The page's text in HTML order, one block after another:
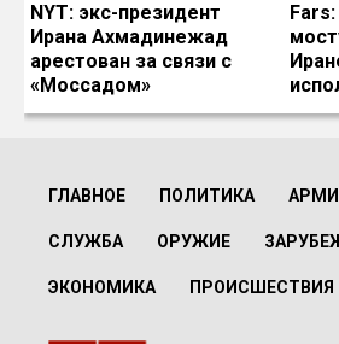
NYT: экс-президент
Ирана Ахмадинежад
арестован за связи с
«Моссадом»
ГЛАВНОЕ ПОЛИТИКА
СЛУЖБА ОРУЖИЕ
ЭКОНОМИКА ПРОИСШЕСТВИЯ